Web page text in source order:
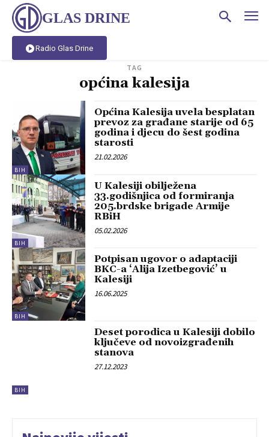
GLAS DRINE
Radio Glas Drine
TAG
općina kalesija
BIH
Općina Kalesija uvela besplatan
prevoz za građane starije od 65
godina i djecu do šest godina
starosti
21.02.2026
BIH
U Kalesiji obilježena
33.godišnjica od formiranja
205.brdske brigade Armije
RBiH
05.02.2026
BIH
Potpisan ugovor o adaptaciji
BKC-a ‘Alija Izetbegović’ u
Kalesiji
16.06.2025
BIH
Deset porodica u Kalesiji dobilo
ključeve od novoizgrađenih
stanova
27.12.2023